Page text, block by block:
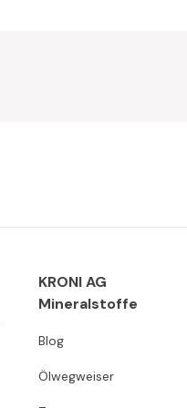
KRONI AG
Mineralstoffe
Blog
Ölwegweiser